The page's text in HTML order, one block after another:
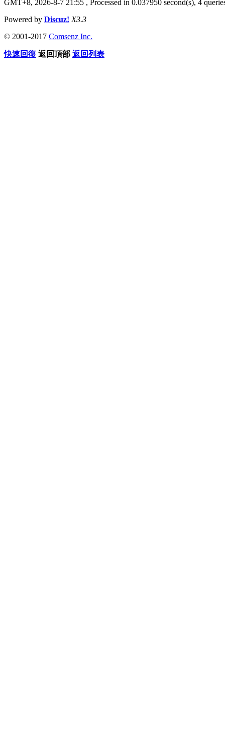
GMT+8, 2026-8-7 21:55 , Processed in 0.037950 second(s), 4
Powered by Discuz! X3.3
© 2001-2017 Comsenz Inc.
快速回復 返回頂部 返回列表